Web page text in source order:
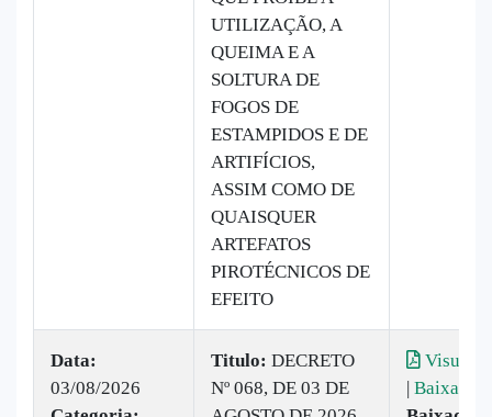
UTILIZAÇÃO, A
QUEIMA E A
SOLTURA DE
FOGOS DE
ESTAMPIDOS E DE
ARTIFÍCIOS,
ASSIM COMO DE
QUAISQUER
ARTEFATOS
PIROTÉCNICOS DE
EFEITO
Data:
03/08/2026
Titulo: DECRETO
Nº 068, DE 03 DE
| Baixar